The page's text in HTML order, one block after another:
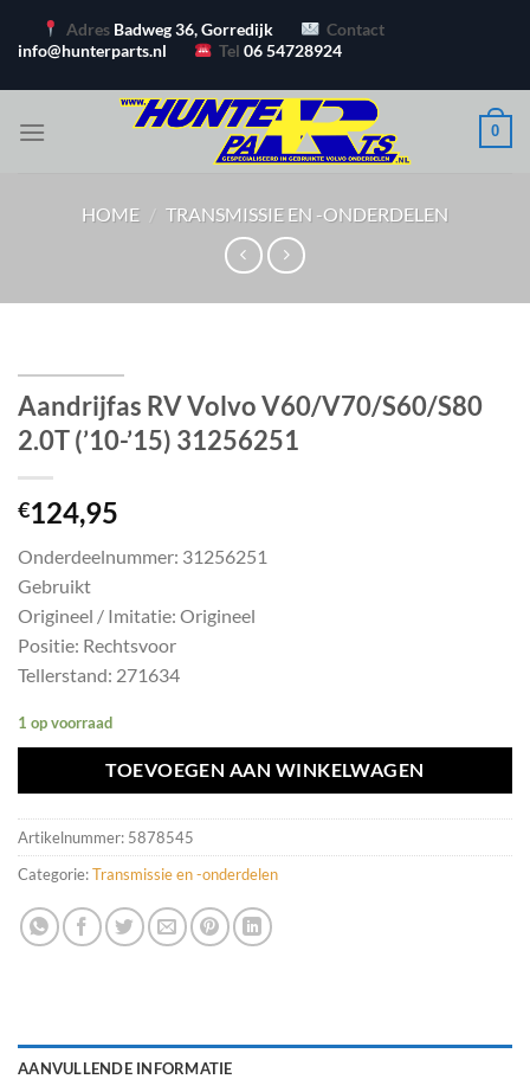
naar
Adres Badweg 36, Gorredijk
Contact
info@hunterparts.nl
Tel06 54728924
0
HOME / TRANSMISSIE EN -ONDERDELEN
Aandrijfas RV Volvo V60/V70/S60/S80
2.0T (’10-’15) 31256251
€124,95
Onderdeelnummer: 31256251
Gebruikt
Origineel / Imitatie: Origineel
Positie: Rechtsvoor
Tellerstand: 271634
1 op voorraad
TOEVOEGEN AAN WINKELWAGEN
Artikelnummer: 5878545
Categorie:Transmissie en -onderdelen
AANVULLENDE INFORMATIE